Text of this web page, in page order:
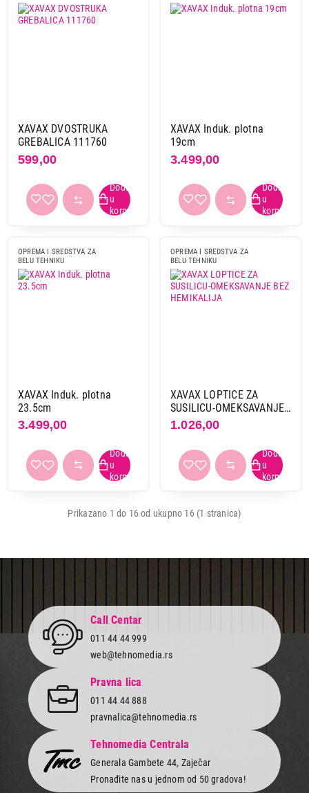
XAVAX DVOSTRUKA
GREBALICA 111760
599,00
XAVAX Induk. plotna
19cm
3.499,00
OPREMA I SREDSTVA ZA
BELU TEHNIKU
XAVAX Induk. plotna
23.5cm
3.499,00
OPREMA I SREDSTVA ZA
BELU TEHNIKU
XAVAX LOPTICE ZA
SUSILICU-OMEKSAVANJE
BEZ HEMIKALIJA
1.026,00
Prikazano 1 do 16 od ukupno 16 (1 stranica)
Call Centar
011 44 44 999
web@tehnomedia.rs
Pravna lica
011 44 44 888
pravnalica@tehnomedia.rs
Tehnomedia Centrala
Generala Gambete 44, Zaječar
Pronađite nas u jednom od 50 gradova!